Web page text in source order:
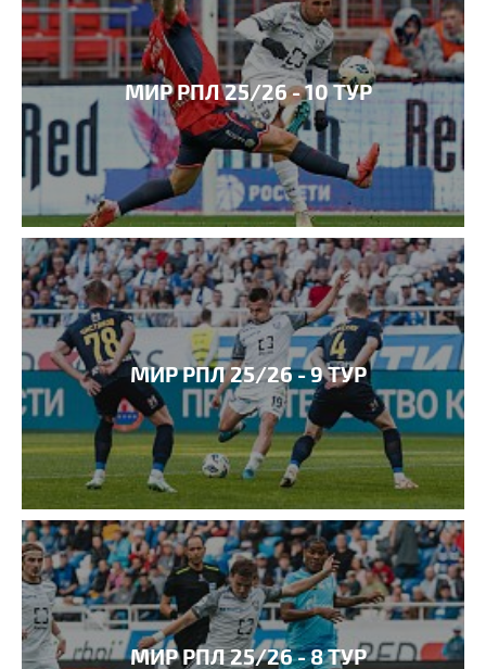
МИР РПЛ 25/26 - 10 ТУР
МИР РПЛ 25/26 - 9 ТУР
МИР РПЛ 25/26 - 8 ТУР